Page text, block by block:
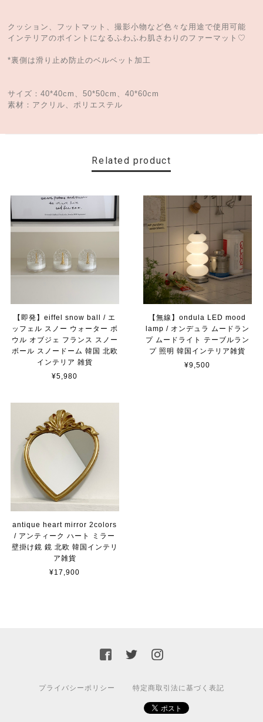
クッション、フットマット、撮影小物など色々な用途で使用可能
インテリアのポイントになるふわふわ肌さわりのファーマット♡
*裏側は滑り止め防止のベルベット加工
サイズ：40*40cm、50*50cm、40*60cm
素材：アクリル、ポリエステル
Related product
【即発】eiffel snow ball / エ
ッフェル スノー ウォーター ボ
ウル オブジェ フランス スノー
ボール スノードーム 韓国 北欧
インテリア 雑貨
¥5,980
【無線】ondula LED mood
lamp / オンデュラ ムードラン
プ ムードライト テーブルラン
プ 照明 韓国インテリア雑貨
¥9,500
antique heart mirror 2colors
/ アンティーク ハート ミラー
壁掛け鏡 鏡 北欧 韓国インテリ
ア雑貨
¥17,900
プライバシーポリシー 特定商取引法に基づく表記